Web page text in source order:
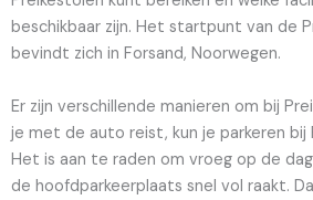
beschikbaar zijn. Het startpunt van de
bevindt zich in Forsand, Noorwegen.
Er zijn verschillende manieren om bij
je met de auto reist, kun je parkeren bij
Het is aan te raden om vroeg op de
de hoofdparkeerplaats snel vol raakt.